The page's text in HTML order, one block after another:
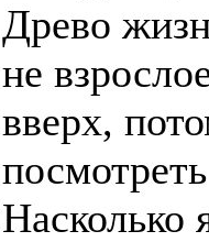
Древо
не
вверх,
Насколько